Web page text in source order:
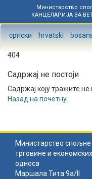
Министарство
КАНЦЕЛАРИЈА ЗА
српски hrvatski
404
Садржај не постоји
Садржај коју тражите не
Назад на почетну
Министарство спољне
трговине и економских
односа
Маршала Тита 9а/II